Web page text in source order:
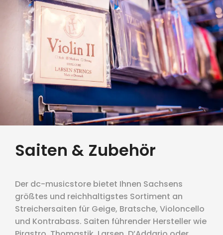
Saiten & Zubehör
Der dc-musicstore bietet Ihnen Sachsens
größtes und reichhaltigstes Sortiment an
Streichersaiten für Geige, Bratsche, Violoncello
und Kontrabass. Saiten führender Hersteller wie